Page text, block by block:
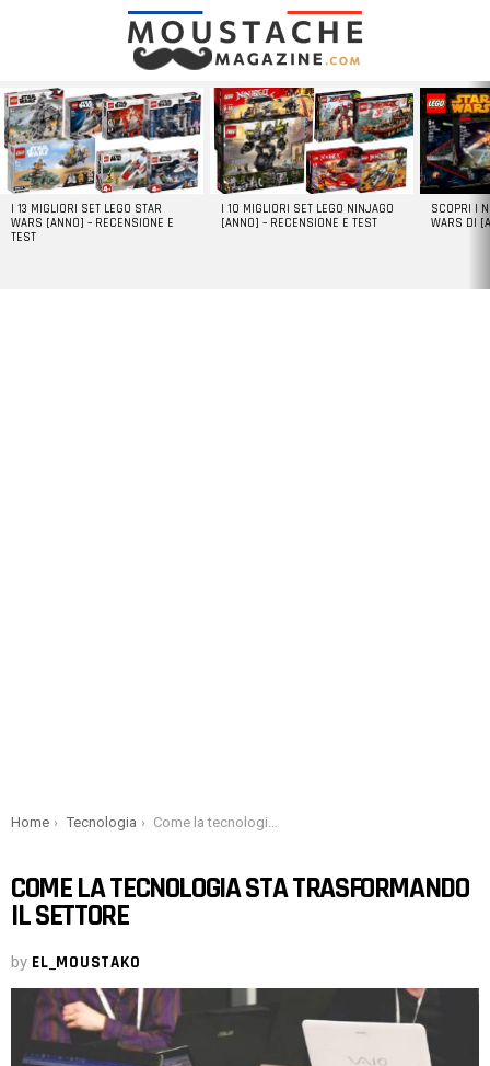
LATEST
STORIES
I 13 MIGLIORI SET LEGO STAR
WARS [ANNO] – RECENSIONE E
TEST
I 10 MIGLIORI SET LEGO NINJAGO
[ANNO] – RECENSIONE E TEST
SCOPRI I
WARS DI
You are here:
Home Tecnologia Come la tecnologia sta trasformando il settore
COME LA TECNOLOGIA STA TRASFORMANDO
IL SETTORE
by EL_MOUSTAKO